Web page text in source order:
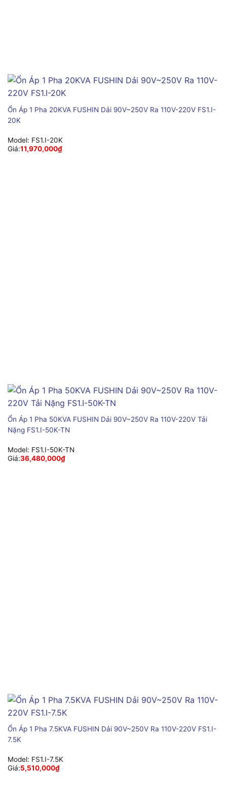
Ổn Áp 1 Pha 20KVA FUSHIN Dải 90V~250V Ra 110V-220V FS1.I-
20K
Model: FS1.I-20K
Giá:11,970,000₫
Ổn Áp 1 Pha 50KVA FUSHIN Dải 90V~250V Ra 110V-220V Tải
Nặng FS1.I-50K-TN
Model: FS1.I-50K-TN
Giá:36,480,000₫
Ổn Áp 1 Pha 7.5KVA FUSHIN Dải 90V~250V Ra 110V-220V FS1.I-
7.5K
Model: FS1.I-7.5K
Giá:5,510,000₫